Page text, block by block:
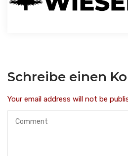
Schreibe einen
Your email address will not be